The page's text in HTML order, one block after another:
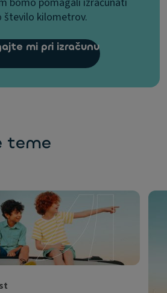
število kilometrov.
mi pri izračunu
teme